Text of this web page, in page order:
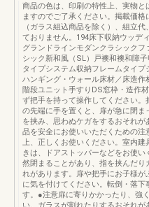
商品の色は、印刷の特性上、実物と
ますのでご了承ください。掲載価
（ガラス組込商品を除く）、組立
ておりません。194床下収納ウッデ
グランドラインモダンクラシックフ
シック新和風（SL）戸襖和襖和障
タイプシステム収納フレームタイ
ハンギング・ウォール床材／床造作
階段ユニット手すりDS窓枠・造作
ず把手を持って操作してください。
の先端に手を置くと、扉が急に閉ま
を挟み、思わぬケガをするおそれ
品を安全にお使いいただくための注
上、正しくお使いください。室内建
きは、ドアストッパーなどをお使
然閉まることがあり、指を挟んだり
れがあります。扉や把手にお子様が
に気を付けてください。転倒・落下
す。●注意扉に寄りかかったり、強
い。ガラスが割れたりするおそれが